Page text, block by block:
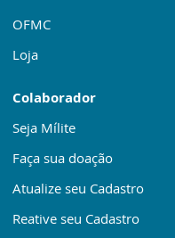
OFMC
Loja
Colaborador
Seja Mílite
Faça sua doação
Atualize seu Cadastro
Reative seu Cadastro